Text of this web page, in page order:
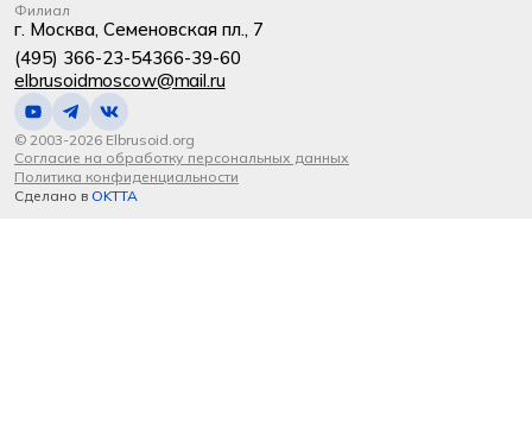
Филиал
г. Москва, Семеновская пл., 7
(495) 366-23-54366-39-60
elbrusoidmoscow@mail.ru
© 2003-2026 Elbrusoid.org
Согласие на обработку персональных данных
Политика конфиденциальности
Сделано в OKTTA